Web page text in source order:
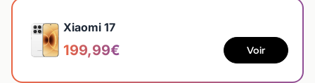
Xiaomi 17
199,99€ Voir